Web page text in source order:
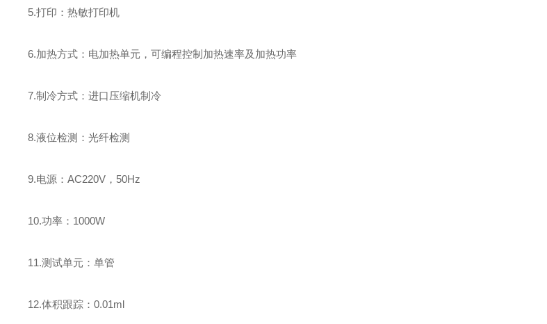
5.打印：热敏打印机
6.加热方式：电加热单元，可编程控制加热速率及加热功率
7.制冷方式：进口压缩机制冷
8.液位检测：光纤检测
9.电源：AC220V，50Hz
10.功率：1000W
11.测试单元：单管
12.体积跟踪：0.01ml